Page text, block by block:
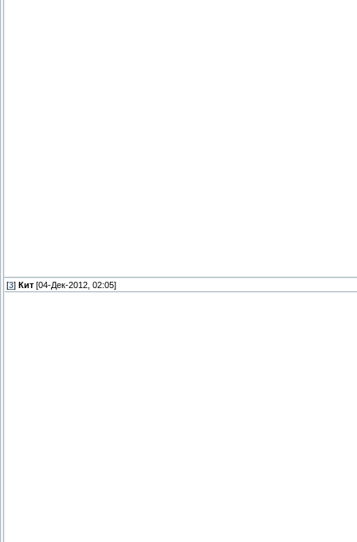
[3] Кит [04-Дек-2012, 02:05]